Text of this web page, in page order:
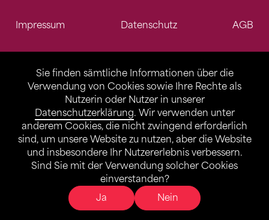
Sie finden sämtliche Informationen über die
Verwendung von Cookies sowie Ihre Rechte als
Nutzerin oder Nutzer in unserer
Datenschutzerklärung. Wir verwenden unter
anderem Cookies, die nicht zwingend erforderlich
sind, um unsere Website zu nutzen, aber die Website
und insbesondere Ihr Nutzererlebnis verbessern.
Sind Sie mit der Verwendung solcher Cookies
einverstanden?
Ja
Nein
Impressum Datenschutz AGB